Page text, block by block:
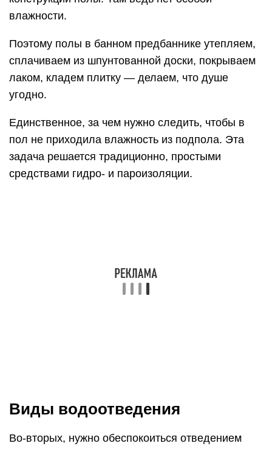
влажности.
Поэтому полы в банном предбаннике утепляем,
сплачиваем из шпунтованной доски, покрываем
лаком, кладем плитку — делаем, что душе
угодно.
Единственное, за чем нужно следить, чтобы в
пол не приходила влажность из подпола. Эта
задача решается традиционно, простыми
средствами гидро- и пароизоляции.
полов можно выполнить двумя способами.
Способ 2. С нормативной точки зрения, более
правилен и более популярен способ, когда